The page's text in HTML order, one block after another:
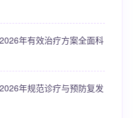
年有效治疗方案全面科
年规范诊疗与预防复发